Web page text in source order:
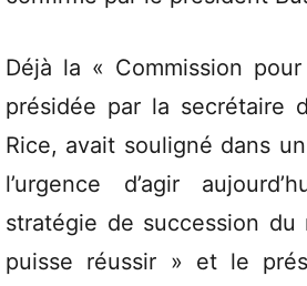
Déjà la « Commission
présidée par la secrétaire
Rice, avait souligné dans
l’urgence d’agir
stratégie de succession du
puisse réussir » et le